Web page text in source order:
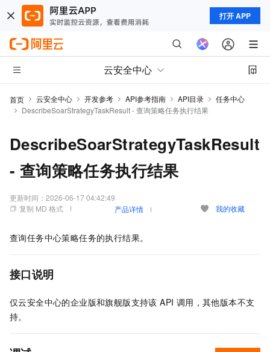
打开 APP
云安全中心
首页 云安全中心 开发参考 API参考指南 API目录
任务中心
DescribeSoarStrategyTaskResult - 查询策略任务执行结果
DescribeSoarStrategyTaskResult
- 查询策略任务执行结果
更新时间： 2026-06-17 04:42:49
复制 MD 格式
产品详情 我的收藏
查询任务中心策略任务的执行结果。
接口说明
仅云安全中心的企业版和旗舰版支持该 API 调用，其他版本不支
持。